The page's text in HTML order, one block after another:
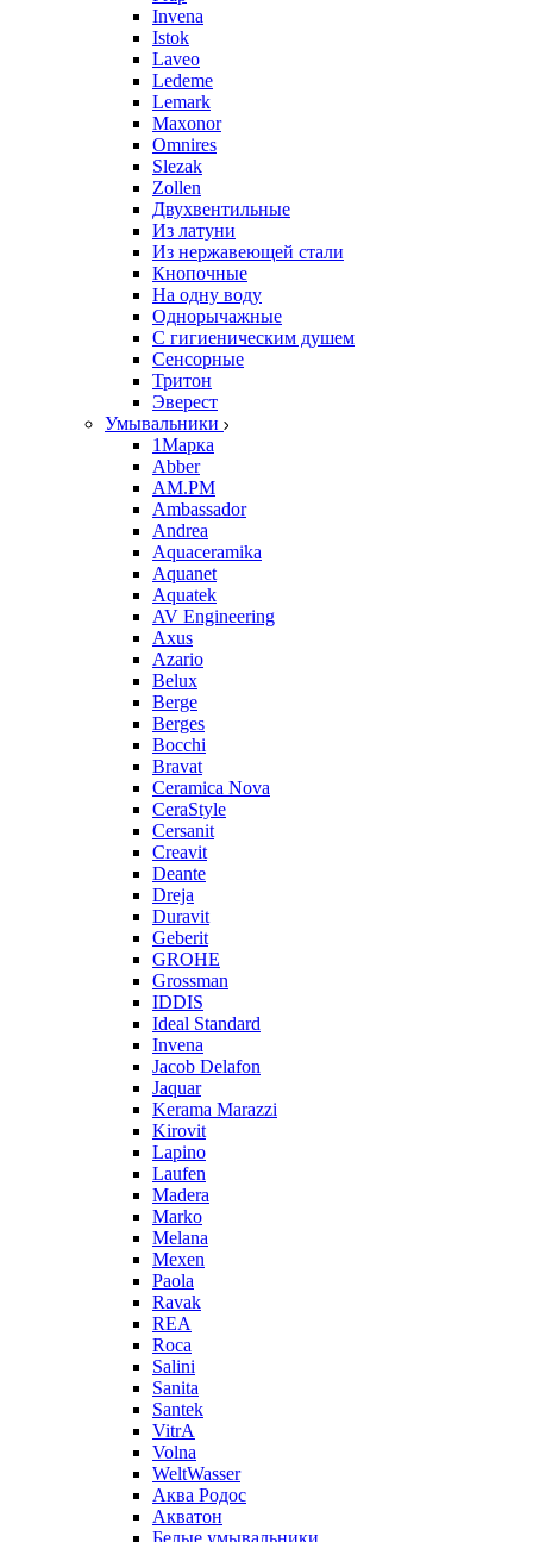
Invena
Istok
Laveo
Ledeme
Lemark
Maxonor
Omnires
Slezak
Zollen
Двухвентильные
Из латуни
Из нержавеющей стали
Кнопочные
На одну воду
Однорычажные
С гигиеническим душем
Сенсорные
Тритон
Эверест
Умывальники
1Марка
Abber
AM.PM
Ambassador
Andrea
Aquaceramika
Aquanet
Aquatek
AV Engineering
Axus
Azario
Belux
Berge
Berges
Bocchi
Bravat
Ceramica Nova
CeraStyle
Cersanit
Creavit
Deante
Dreja
Duravit
Geberit
GROHE
Grossman
IDDIS
Ideal Standard
Invena
Jacob Delafon
Jaquar
Kerama Marazzi
Kirovit
Lapino
Laufen
Madera
Marko
Melana
Mexen
Paola
Ravak
REA
Roca
Salini
Sanita
Santek
VitrA
Volna
WeltWasser
Аква Родос
Акватон
Белые умывальники